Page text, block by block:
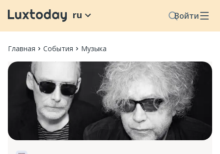
Войти
ru
Главная События Музыка